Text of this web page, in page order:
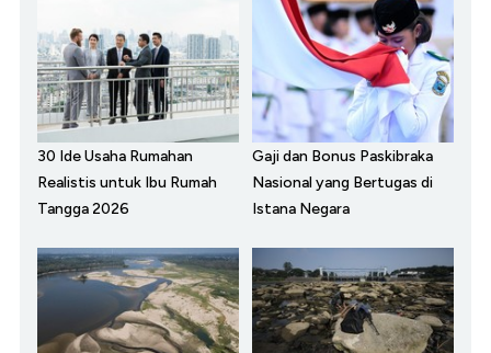
30 Ide Usaha Rumahan
Realistis untuk Ibu Rumah
Tangga 2026
Gaji dan Bonus Paskibraka
Nasional yang Bertugas di
Istana Negara